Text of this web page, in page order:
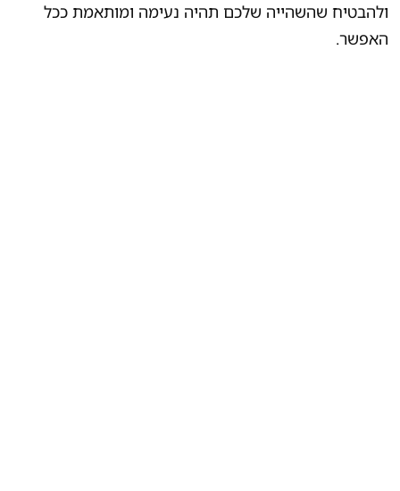
ולהבטיח שהשהייה שלכם תהיה נעימה ומותאמת ככל
האפשר.